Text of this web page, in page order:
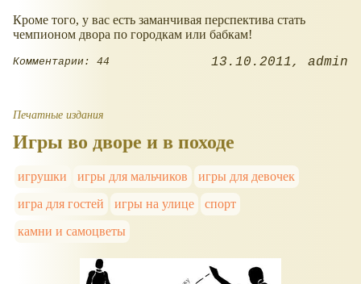
Кроме того, у вас есть заманчивая перспектива стать
чемпионом двора по городкам или бабкам!
Комментарии: 44 13.10.2011 admin
Печатные издания
Игры во дворе и в походе
игрушки игры для мальчиков
игры для девочек
игра для гостей
игры на улице
спорт
камни и самоцветы